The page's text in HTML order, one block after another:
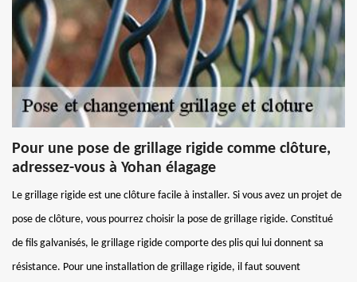
Pour une pose de grillage rigide comme clôture,
adressez-vous à Yohan élagage
Le grillage rigide est une clôture facile à installer. Si vous avez un projet de
pose de clôture, vous pourrez choisir la pose de grillage rigide. Constitué
de fils galvanisés, le grillage rigide comporte des plis qui lui donnent sa
résistance. Pour une installation de grillage rigide, il faut souvent